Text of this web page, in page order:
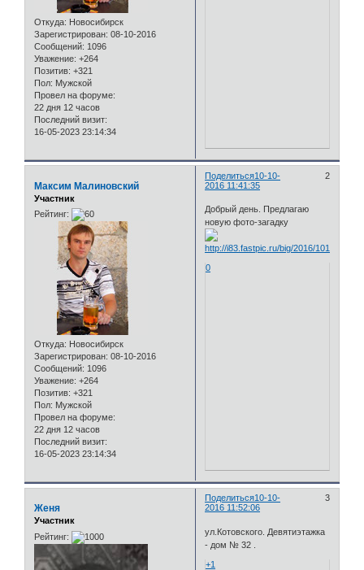
Откуда: Новосибирск
Зарегистрирован: 08-10-2016
Сообщений: 1096
Уважение: +264
Позитив: +321
Пол: Мужской
Провел на форуме:
22 дня 12 часов
Последний визит:
16-05-2023 23:14:34
Поделиться 2
10-10-
2016 11:41:35
Максим Малиновский
Участник
Рейтинг:
Откуда: Новосибирск
Зарегистрирован: 08-10-2016
Сообщений: 1096
Уважение: +264
Позитив: +321
Пол: Мужской
Провел на форуме:
22 дня 12 часов
Последний визит:
16-05-2023 23:14:34
Добрый день. Предлагаю
новую фото-загадку
0
Поделиться 3
10-10-
2016 11:52:06
Женя
Участник
Рейтинг:
ул.Котовского. Девятиэтажка
- дом № 32 .
+1